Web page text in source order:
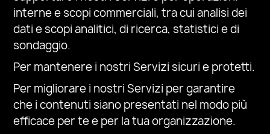
interne e scopi commerciali, tra cui analisi dei
dati e scopi analitici, di ricerca, statistici e di
sondaggio.
Per mantenere i nostri Servizi sicuri e protetti.
Per migliorare i nostri Servizi per garantire
che i contenuti siano presentati nel modo più
efficace per te e per la tua organizzazione.